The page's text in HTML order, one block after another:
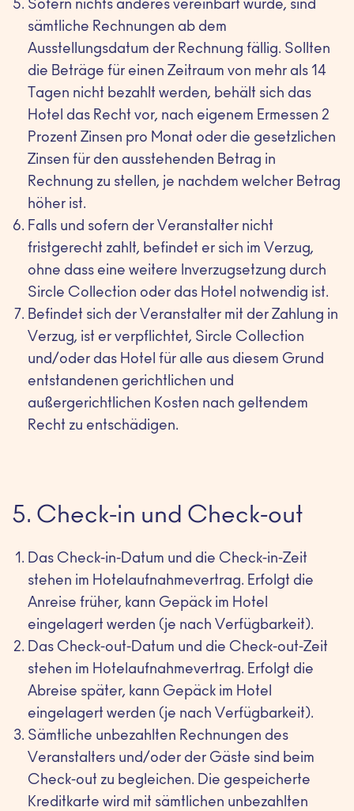
Sofern nichts anderes vereinbart wurde, sind
sämtliche Rechnungen ab dem
Ausstellungsdatum der Rechnung fällig. Sollten
die Beträge für einen Zeitraum von mehr als 14
Tagen nicht bezahlt werden, behält sich das
Hotel das Recht vor, nach eigenem Ermessen 2
Prozent Zinsen pro Monat oder die gesetzlichen
Zinsen für den ausstehenden Betrag in
Rechnung zu stellen, je nachdem welcher Betrag
höher ist.
Falls und sofern der Veranstalter nicht
fristgerecht zahlt, befindet er sich im Verzug,
ohne dass eine weitere Inverzugsetzung durch
Sircle Collection oder das Hotel notwendig ist.
Befindet sich der Veranstalter mit der Zahlung in
Verzug, ist er verpflichtet, Sircle Collection
und/oder das Hotel für alle aus diesem Grund
entstandenen gerichtlichen und
außergerichtlichen Kosten nach geltendem
Recht zu entschädigen.
5. Check-in und Check-out
Das Check-in-Datum und die Check-in-Zeit
stehen im Hotelaufnahmevertrag. Erfolgt die
Anreise früher, kann Gepäck im Hotel
eingelagert werden (je nach Verfügbarkeit).
Das Check-out-Datum und die Check-out-Zeit
stehen im Hotelaufnahmevertrag. Erfolgt die
Abreise später, kann Gepäck im Hotel
eingelagert werden (je nach Verfügbarkeit).
Sämtliche unbezahlten Rechnungen des
Veranstalters und/oder der Gäste sind beim
Check-out zu begleichen. Die gespeicherte
Kreditkarte wird mit sämtlichen unbezahlten